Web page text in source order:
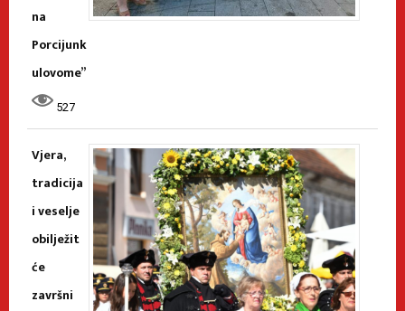
na
Porcijunk
ulovome”
527
Vjera,
tradicija
i veselje
obilježit
će
završni